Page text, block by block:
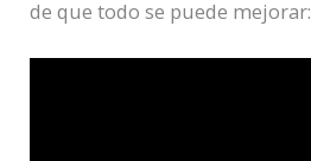
de que todo se puede mejorar: